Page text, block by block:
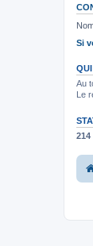
Si
Au
Le
214